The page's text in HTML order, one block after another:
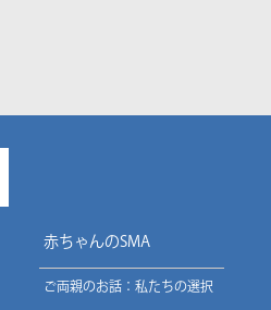
赤ちゃんのSMA
ご両親のお話：私たちの選択